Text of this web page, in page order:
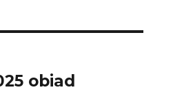
obiad